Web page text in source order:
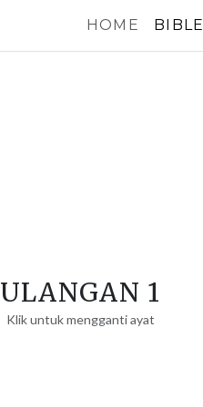
HOME BIBLE
ULANGAN 1
Klik untuk mengganti ayat